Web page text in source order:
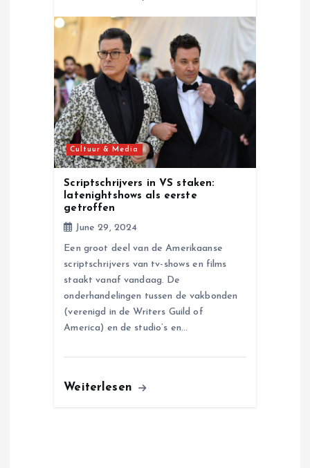
Cultuur & Media
Scriptschrijvers in VS staken:
latenightshows als eerste
getroffen
June 29, 2024
Een groot deel van de Amerikaanse
scriptschrijvers van tv-shows en films
staakt vanaf vandaag. De
onderhandelingen tussen de vakbonden
(verenigd in de Writers Guild of
America) en de studio’s en…
Weiterlesen